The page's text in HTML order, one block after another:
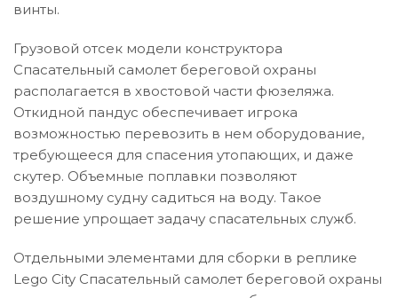
винты.
Грузовой отсек модели конструктора
Спасательный самолет береговой охраны
располагается в хвостовой части фюзеляжа.
Откидной пандус обеспечивает игрока
возможностью перевозить в нем оборудование,
требующееся для спасения утопающих, и даже
скутер. Объемные поплавки позволяют
воздушному судну садиться на воду. Такое
решение упрощает задачу спасательных служб.
Отдельными элементами для сборки в реплике
Lego City Спасательный самолет береговой охраны